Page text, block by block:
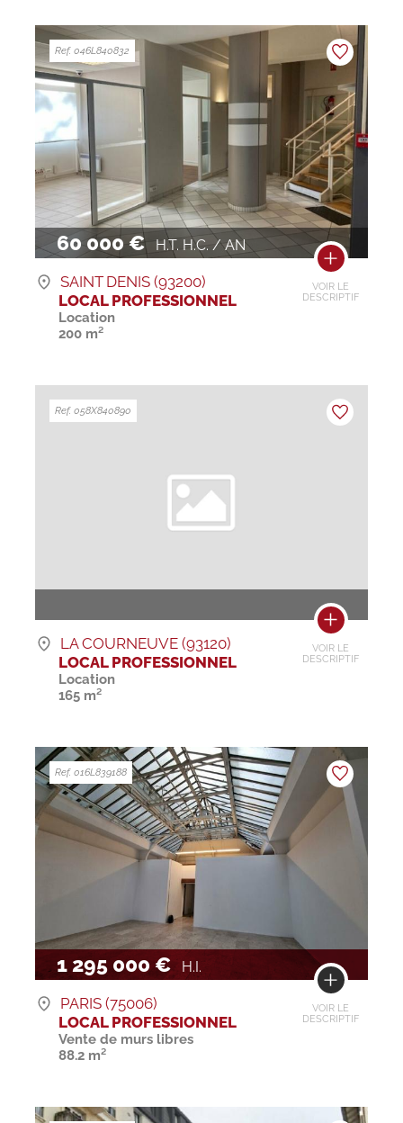
60 000 € H.T. H.C. / AN
VOIR LE
DESCRIPTIF
Ref. 046L840832
SAINT DENIS (93200)
LOCAL PROFESSIONNEL
Location
200 m²
VOIR LE
DESCRIPTIF
Ref. 058X840890
LA COURNEUVE (93120)
LOCAL PROFESSIONNEL
Location
165 m²
1 295 000 € H.I.
VOIR LE
DESCRIPTIF
Ref. 016L839188
PARIS (75006)
LOCAL PROFESSIONNEL
Vente de murs libres
88.2 m²